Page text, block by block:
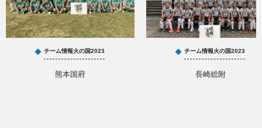
チーム情報火の国2023
熊本国府
チーム情報火の国2023
長崎総附